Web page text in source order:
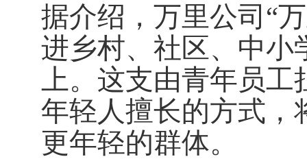
据介绍，万里公司“
进乡村、社区、中小
上。这支由青年员
年轻人擅长的方式，
更年轻的群体。